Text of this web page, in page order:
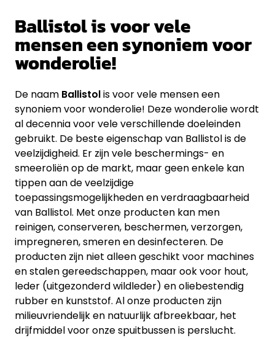
Ballistol is voor vele
mensen een synoniem voor
wonderolie!
De naam Ballistolis voor vele mensen een
synoniem voor wonderolie! Deze wonderolie wordt
al decennia voor vele verschillende doeleinden
gebruikt. De beste eigenschap van Ballistol is de
veelzijdigheid. Er zijn vele beschermings- en
smeeroliën op de markt, maar geen enkele kan
tippen aan de veelzijdige
toepassingsmogelijkheden en verdraagbaarheid
van Ballistol. Met onze producten kan men
reinigen, conserveren, beschermen, verzorgen,
impregneren, smeren en desinfecteren. De
producten zijn niet alleen geschikt voor machines
en stalen gereedschappen, maar ook voor hout,
leder (uitgezonderd wildleder) en oliebestendig
rubber en kunststof. Al onze producten zijn
milieuvriendelijk en natuurlijk afbreekbaar, het
drijfmiddel voor onze spuitbussen is perslucht.